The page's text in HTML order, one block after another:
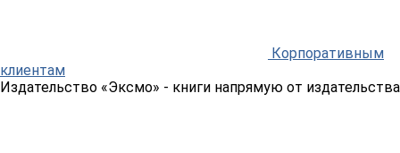
Корпоративным
клиентам
Издательство «Эксмо» - книги напрямую от издательства